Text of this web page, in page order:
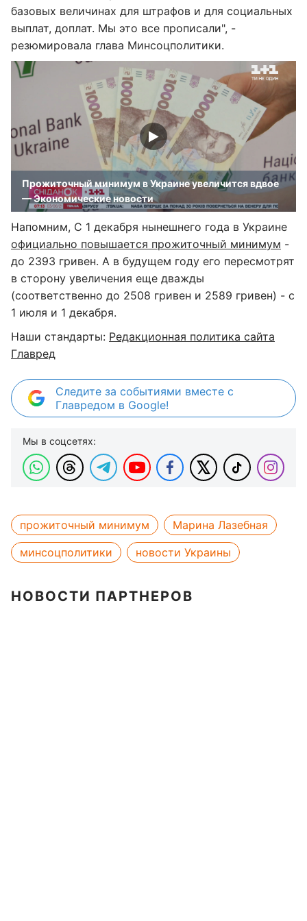
базовых величинах для штрафов и для социальных
выплат, доплат. Мы это все прописали", -
резюмировала глава Минсоцполитики.
Прожиточный минимум в Украине увеличится вдвое
— Экономические новости
Напомним, С 1 декабря нынешнего года в Украине
официально повышается прожиточный минимум -
до 2393 гривен. А в будущем году его пересмотрят
в сторону увеличения еще дважды
(соответственно до 2508 гривен и 2589 гривен) - с
1 июля и 1 декабря.
Наши стандарты: Редакционная политика сайта
Главред
Следите за событиями вместе с
Главредом в Google!
Мы в соцсетях:
прожиточный минимум
Марина Лазебная
минсоцполитики
новости Украины
НОВОСТИ ПАРТНЕРОВ